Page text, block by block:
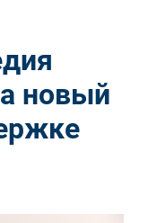
новый